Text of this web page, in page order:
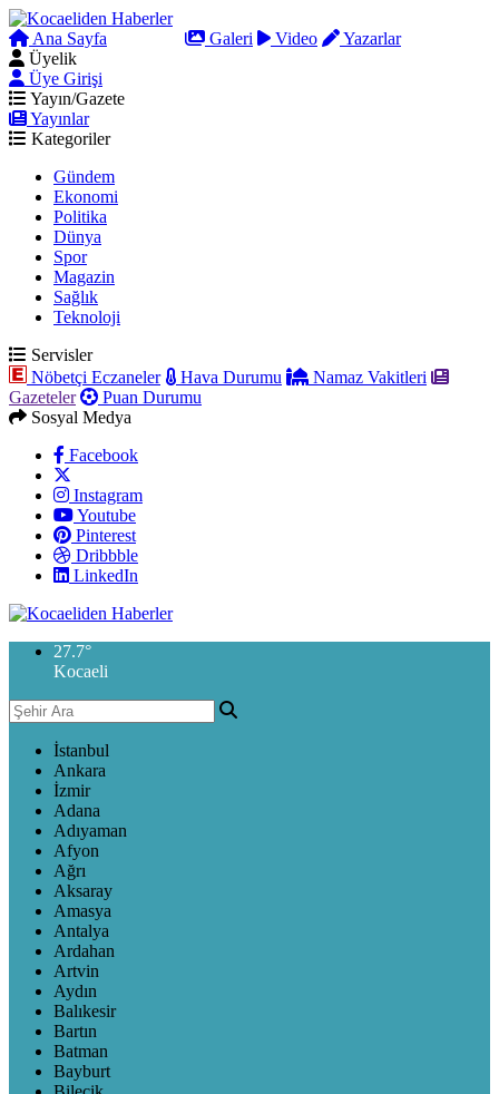
Ana Sayfa Galeri Video
Yazarlar
Üyelik
Üye Girişi
Yayın/Gazete
Yayınlar
Kategoriler
Gündem
Ekonomi
Politika
Dünya
Spor
Magazin
Sağlık
Teknoloji
Servisler
Nöbetçi Eczaneler
Hava Durumu
Namaz Vakitleri
Gazeteler
Puan Durumu
Sosyal Medya
Facebook
Instagram
Youtube
Pinterest
Dribbble
LinkedIn
27.7°
Kocaeli
İstanbul
Ankara
İzmir
Adana
Adıyaman
Afyon
Ağrı
Aksaray
Amasya
Antalya
Ardahan
Artvin
Aydın
Balıkesir
Bartın
Batman
Bayburt